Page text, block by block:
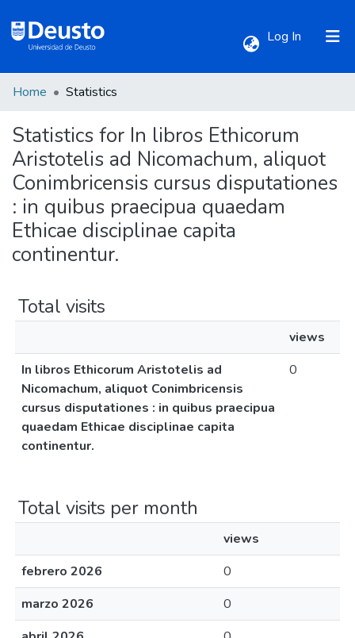
Log In (current)
All of DSpace
Home Statistics
Statistics for In libros Ethicorum
Aristotelis ad Nicomachum, aliquot
Conimbricensis cursus disputationes
: in quibus praecipua quaedam
Ethicae disciplinae capita
continentur.
Total visits
views
In libros Ethicorum Aristotelis ad
Nicomachum, aliquot Conimbricensis
cursus disputationes : in quibus praecipua
quaedam Ethicae disciplinae capita
continentur.
0
Total visits per month
views
febrero 2026
0
marzo 2026
0